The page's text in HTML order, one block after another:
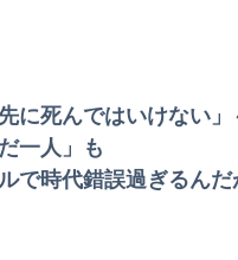
に死んではいけない」
一人」も
で時代錯誤過ぎるんだ